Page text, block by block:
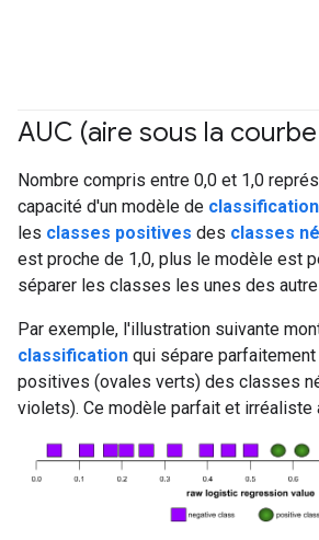
AUC (aire sous la
Nombre compris entre 0,0 et 1,0
capacité d'un modèle de
les classes positives des classes
est proche de 1,0, plus le modèle est
séparer les classes les unes des
Par exemple, l'illustration suivante
classification qui sépare
positives (ovales verts) des classes
violets). Ce modèle parfait et irréaliste